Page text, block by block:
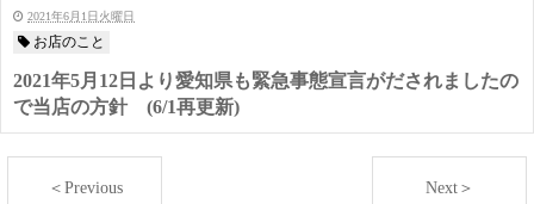
2021年6月1日火曜日
お店のこと
2021年5月12日より愛知県も緊急事態宣言がだされましたの
で当店の方針 (6/1再更新)
＜Previous Next＞